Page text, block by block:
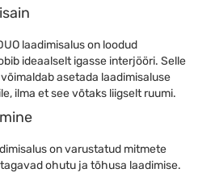
laadimisalus on loodud
ideaalselt igasse interjööri. Selle
asetada laadimisaluse
ilma et see võtaks liigselt ruumi.
on varustatud mitmete
ohutu ja tõhusa laadimise.